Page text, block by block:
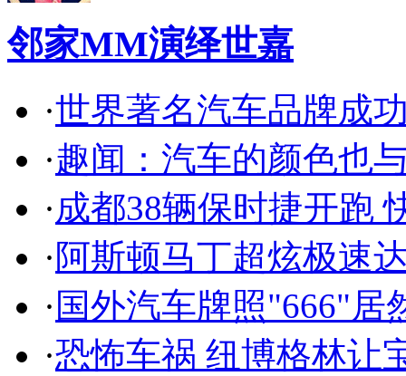
邻家MM演绎世嘉
·世界著名汽车品牌成
·趣闻：汽车的颜色也
·成都38辆保时捷开跑
·阿斯顿马丁超炫极速
· 国外汽车牌照"666"居
·恐怖车祸 纽博格林让